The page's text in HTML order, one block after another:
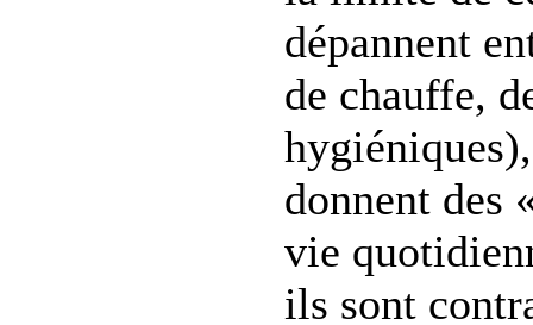
dépannent
de chauffe,
donnent des
vie
ils sont